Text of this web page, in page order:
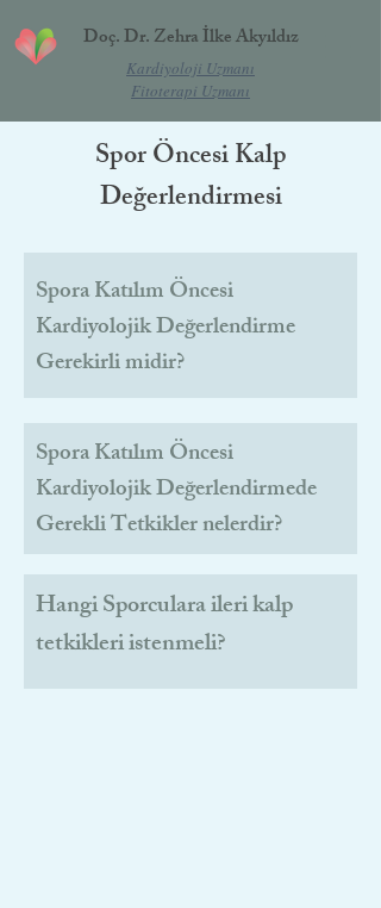
Doç. Dr. Zehra İlke Akyıldız
Kardiyoloji Uzmanı
Fitoterapi Uzmanı
Spor Öncesi Kalp
Değerlendirmesi
Spora Katılım Öncesi
Kardiyolojik Değerlendirme
Gerekirli midir?
Spora Katılım Öncesi
Kardiyolojik Değerlendirmede
Gerekli Tetkikler nelerdir?
Hangi Sporculara ileri kalp
tetkikleri istenmeli?